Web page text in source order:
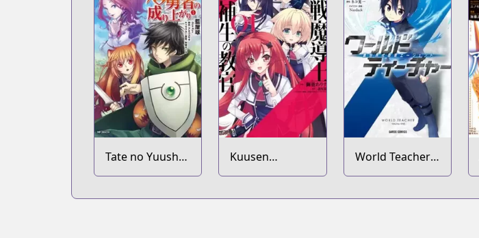
Tate no Yuusha
no Nariagari
Kuusen
Madoushi
World Teacher:
Isekaishiki